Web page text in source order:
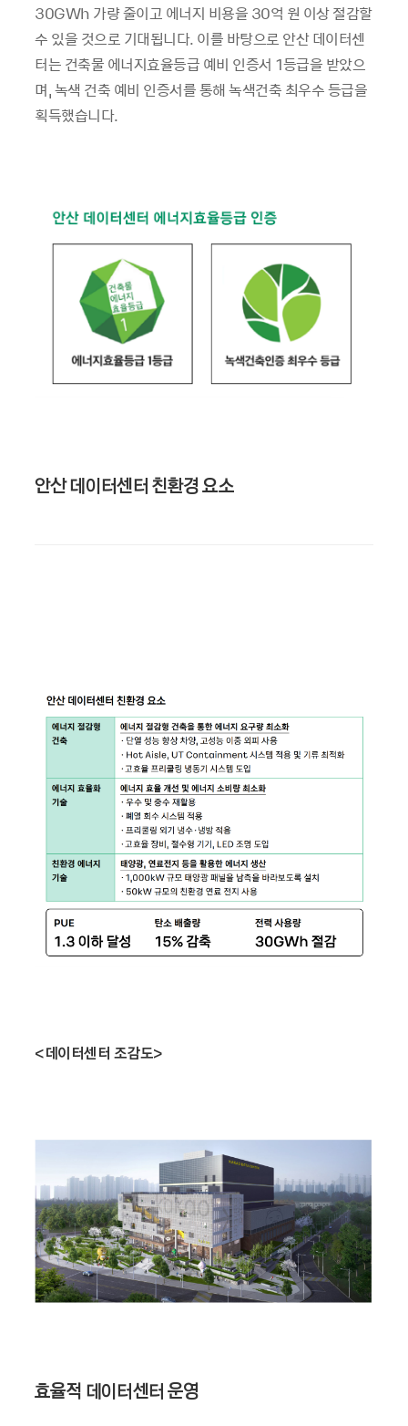
30GWh 가량 줄이고 에너지 비용을 30억 원 이상 절감할
수 있을 것으로 기대됩니다. 이를 바탕으로 안산 데이터센
터는 건축물 에너지효율등급 예비 인증서 1등급을 받았으
며, 녹색 건축 예비 인증서를 통해 녹색건축 최우수 등급을
획득했습니다.
안산 데이터센터 친환경 요소
<데이터센터 조감도>
효율적 데이터센터 운영